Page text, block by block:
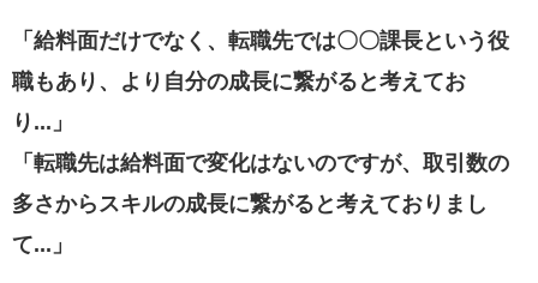
「給料面だけでなく、転職先では〇〇課長という役
職もあり、より自分の成長に繋がると考えてお
り...」
「転職先は給料面で変化はないのですが、取引数の
多さからスキルの成長に繋がると考えておりまし
て...」